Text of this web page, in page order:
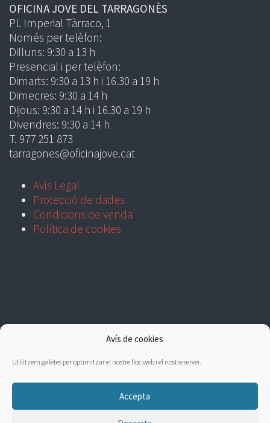
Avís de cookies
Utilitzem galetes per optimitzar el nostre lloc web i el nostre servei.
Accepta
OFICINA JOVE DEL TARRAGONÈS
Pl. Imperial Tàrraco, 1
Només per telèfon:
Dilluns: 9:30 a 13 h
Presencial i per telèfon:
Dimarts: 9:30 a 13 h i 16.30 a 19 h
Dimecres: 9:30 a 14 h
Dijous: 9:30 a 14 h i 16.30 a 19 h
Divendres: 9:30 a 14 h
T. 977 251 873
tarragones@oficinajove.cat
Avís Legal
Protecció de dades
Condicions de venda
Política de cookies